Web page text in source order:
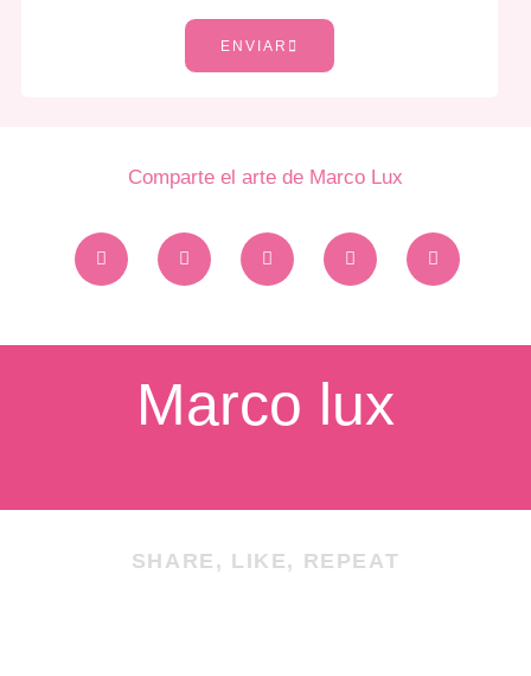
ENVIAR
Comparte el arte de Marco Lux
Marco lux
SHARE, LIKE, REPEAT